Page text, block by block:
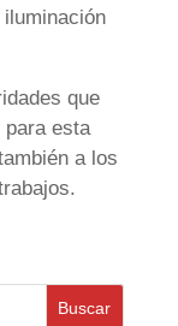
que
esta
a los
Buscar